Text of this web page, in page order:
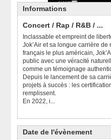
Informations
Concert / Rap / R&B / ...
Inclassable et empreint de
Jok’Air et sa longue carrière
français le plus américain,
public avec une véracité
comme un témoignage
Depuis le lancement de sa
projets à succès : les
remplissent.
En 2022, i...
Date de l'évènement